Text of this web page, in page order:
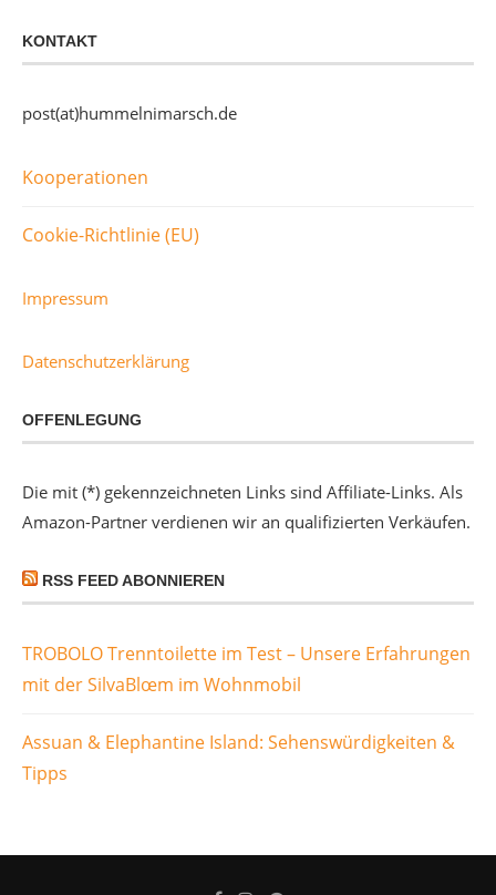
KONTAKT
post(at)hummelnimarsch.de
Kooperationen
Cookie-Richtlinie (EU)
Impressum
Datenschutzerklärung
OFFENLEGUNG
Die mit (*) gekennzeichneten Links sind Affiliate-Links. Als
Amazon-Partner verdienen wir an qualifizierten Verkäufen.
RSS FEED ABONNIEREN
TROBOLO Trenntoilette im Test – Unsere Erfahrungen
mit der SilvaBlœm im Wohnmobil
Assuan & Elephantine Island: Sehenswürdigkeiten &
Tipps